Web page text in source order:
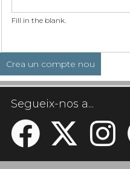
Fill in the blank.
Segueix-nos a...